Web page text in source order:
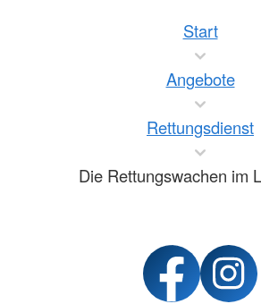
Start
Angebote
Rettungsdienst
Die Rettungswachen im